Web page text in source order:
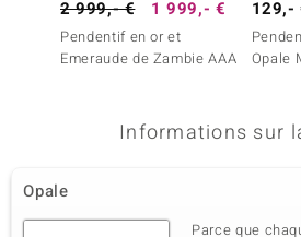
Dénomination exacte
Zircon
Quantité
8 à 1
Poids total en carat Taille de
Rond
2 999,- € 1 999,- €
Pendentif en or et
Emeraude de Zambie AAA
129,-
Opale
Informations sur
Opale
Parce que